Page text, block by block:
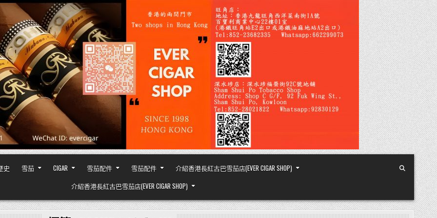
史 雪茄 CIGAR 雪茄配件 雪茄配件
介紹香港長紅古巴雪茄店(EVER CIGAR SHOP)
介紹香港長紅古巴雪茄店(EVER CIGAR SHOP)